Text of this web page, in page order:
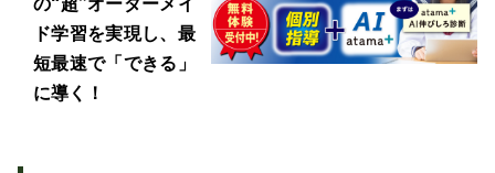
ド学習を実現し、最
短最速で「できる」
に導く！